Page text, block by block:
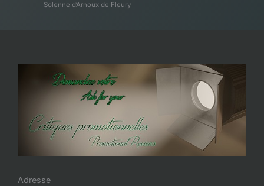
Solenne d’Arnoux de Fleury
Adresse